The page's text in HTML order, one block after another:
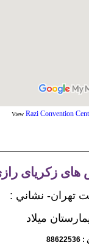
View Razi Convention
زكريای
نشاني : تهران-
میلاد